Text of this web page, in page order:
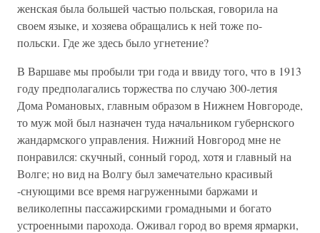
женская была большей частью польская, говорила на
своем языке, и хозяева обращались к ней тоже по-
польски. Где же здесь было угнетение?
В Варшаве мы пробыли три года и ввиду того, что в 1913
году предполагались торжества по случаю 300-летия
Дома Романовых, главным образом в Нижнем Новгороде,
то муж мой был назначен туда начальником губернского
жандармского управления. Нижний Новгород мне не
понравился: скучный, сонный город, хотя и главный на
Волге; но вид на Волгу был замечательно красивый
-снующими все время нагруженными баржами и
великолепны пассажирскими громадными и богато
устроенными парохода. Оживал город во время ярмарки,